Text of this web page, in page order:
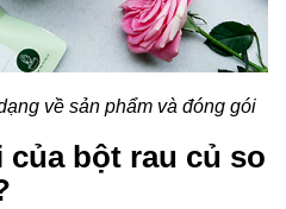
về sản phẩm và đóng gói
bột rau củ so